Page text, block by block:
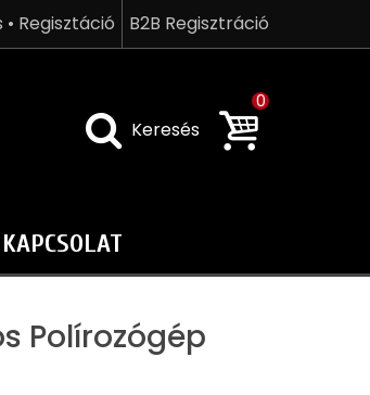
• Regisztáció B2B Regisztráció
Keresés
0
KAPCSOLAT
Polírozógép